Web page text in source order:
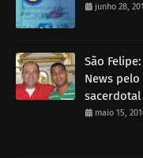
junho 28,
São
News
sacerdotal
maio 15,